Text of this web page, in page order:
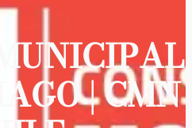
| CMN